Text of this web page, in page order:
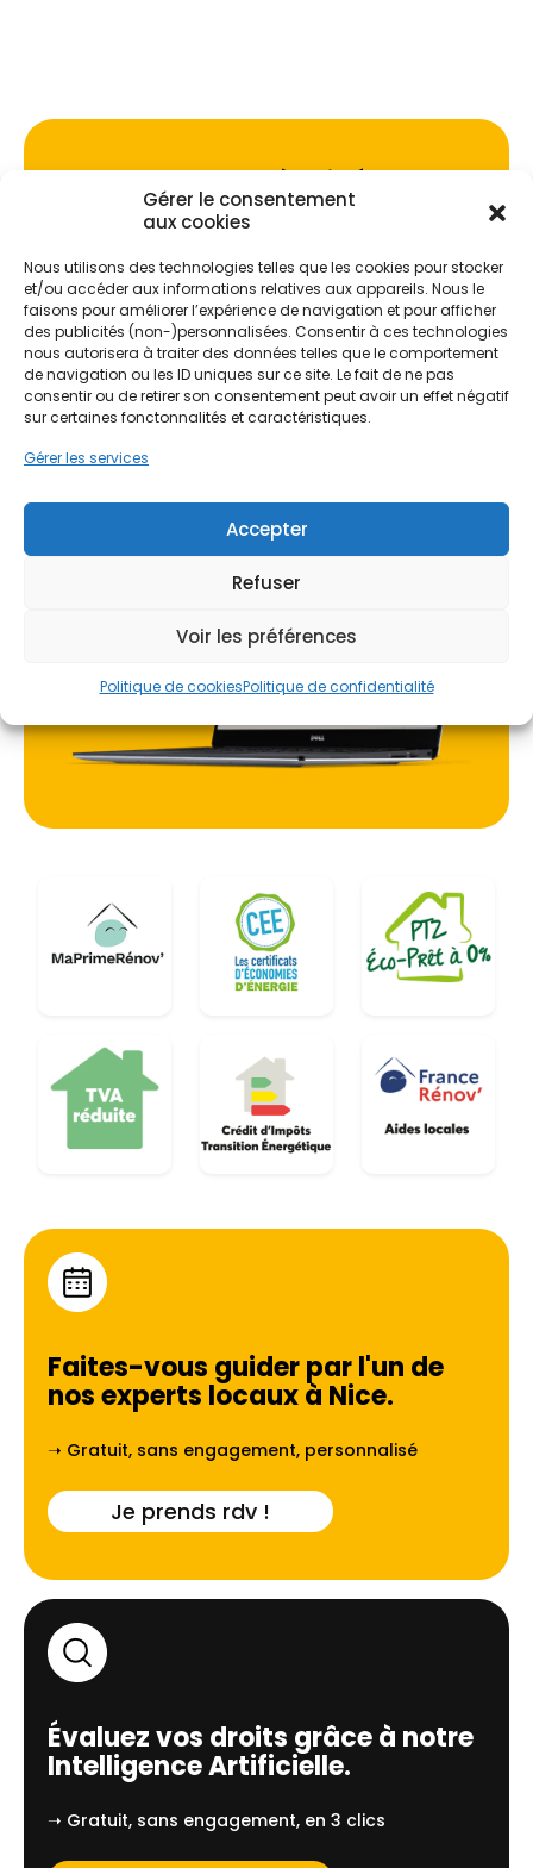
Gérer le consentement
aux cookies
Nous utilisons des technologies telles que les cookies pour stocker
et/ou accéder aux informations relatives aux appareils. Nous le
faisons pour améliorer l’expérience de navigation et pour afficher
des publicités (non-)personnalisées. Consentir à ces technologies
nous autorisera à traiter des données telles que le comportement
de navigation ou les ID uniques sur ce site. Le fait de ne pas
consentir ou de retirer son consentement peut avoir un effet négatif
sur certaines fonctonnalités et caractéristiques.
Gérer les services
Accepter
Refuser
Voir les préférences
Politique de cookiesPolitique de confidentialité
touristique Premium et zone sismique classée en
directement la sécurité et la valeur patrimoniale
du bien. Changer ses fenêtres permet de
respecter l'architecture locale tout en
intervention professionnelle garantit que les
nouvelles ouvertures s'intègrent parfaitement aux
volumes des logements, qu'il s'agisse de grands
appartements haussmanniens du quartier
Libération ou de maisons individuelles à L'Ariane.
à une exigence de durabilité face aux embruns
des risques réels pour les habitations proches du
littoral. Opter pour des matériaux résistants et des
pour pérenniser le logement. PPF accompagne les
proposant des solutions sur mesure qui allient
contemporaines.
Ne passez pas à côté de vos
aides !
Faites vite, les budgets
MaPrimeRénov' sont annuels et
limités. Les dossiers sont traités
par ordre d'arrivée.
Contactez-nous maintenant
pour maximiser vos aides !
Je prends rdv !
Faites-vous guider par l'un de
nos experts locaux à Nice.
➝ Gratuit, sans engagement, personnalisé
Je prends rdv !
Évaluez vos droits grâce à notre
Intelligence Artificielle.
➝ Gratuit, sans engagement, en 3 clics